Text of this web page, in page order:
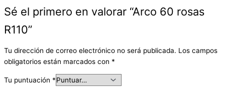
Sé el primero en valorar “Arco 60 rosas
R110”
Tu dirección de correo electrónico no será publicada. Los campos
obligatorios están marcados con *
Tu puntuación *